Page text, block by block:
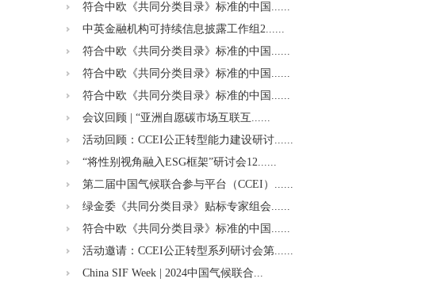
符合中欧《共同分类目录》标准的中国......
中英金融机构可持续信息披露工作组2......
符合中欧《共同分类目录》标准的中国......
符合中欧《共同分类目录》标准的中国......
符合中欧《共同分类目录》标准的中国......
会议回顾 | “亚洲自愿碳市场互联互......
活动回顾：CCEI公正转型能力建设研讨......
“将性别视角融入ESG框架”研讨会12......
第二届中国气候联合参与平台（CCEI）......
绿金委《共同分类目录》贴标专家组会......
符合中欧《共同分类目录》标准的中国......
活动邀请：CCEI公正转型系列研讨会第......
China SIF Week | 2024中国气候联合...